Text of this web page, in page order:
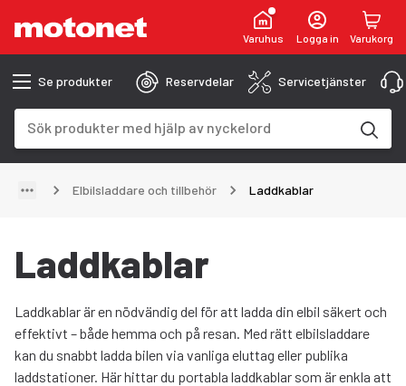
Varuhus Logga in Varukorg
Se produkter Reservdelar Servicetjänster
Elbilsladdare och tillbehör Laddkablar
Laddkablar
Laddkablar är en nödvändig del för att ladda din elbil säkert och
effektivt – både hemma och på resan. Med rätt elbilsladdare
kan du snabbt ladda bilen via vanliga eluttag eller publika
laddstationer. Här hittar du portabla laddkablar som är enkla att